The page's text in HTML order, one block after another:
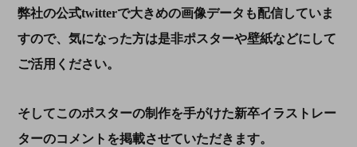
弊社の公式twitterで大きめの画像データも配信していま
すので、気になった方は是非ポスターや壁紙などにして
ご活用ください。
そしてこのポスターの制作を手がけた新卒イラストレー
ターのコメントを掲載させていただきます。